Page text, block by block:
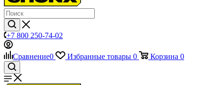
+7 800 250-74-02
Сравнение0 Избранные товары 0 Корзина 0